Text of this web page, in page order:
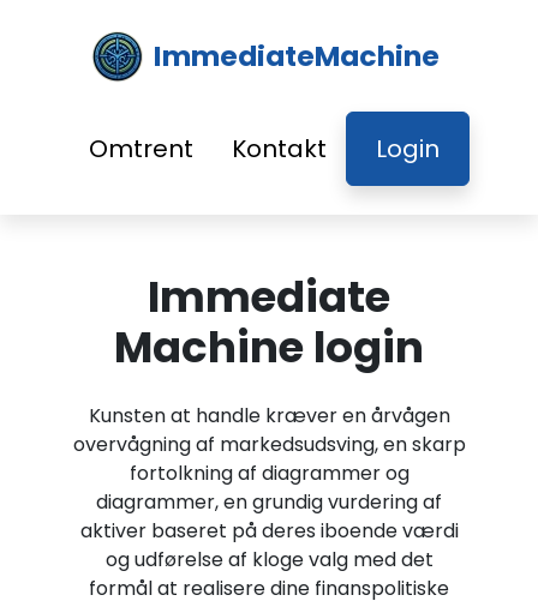
ImmediateMachine
Omtrent Kontakt Login
Immediate
Machine login
Kunsten at handle kræver en årvågen
overvågning af markedsudsving, en skarp
fortolkning af diagrammer og
diagrammer, en grundig vurdering af
aktiver baseret på deres iboende værdi
og udførelse af kloge valg med det
formål at realisere dine finanspolitiske